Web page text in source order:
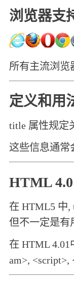
浏览器支
所有主流浏览
定义和用
title 属性规定
这些信息通常
HTML
在 HTML5 中
但不一定是有
在 HTML 4.01
am>,